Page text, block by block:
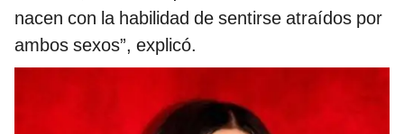
nacen con la habilidad de sentirse atraídos por
ambos sexos”, explicó.